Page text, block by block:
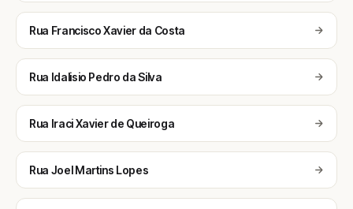
Rua Francisco Xavier da Costa
Rua Idalisio Pedro da Silva
Rua Iraci Xavier de Queiroga
Rua Joel Martins Lopes